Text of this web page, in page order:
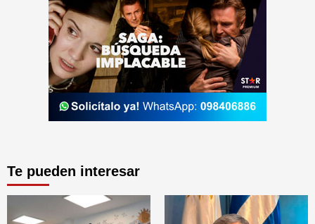
Te pueden interesar